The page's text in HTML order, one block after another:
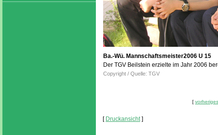
Ba.-Wü. Mannschaftsmeister2006 U 15
Der TGV Beilstein erzielte im Jahr 2006
Copyright / Quelle: TGV
[
[ Druckansicht]